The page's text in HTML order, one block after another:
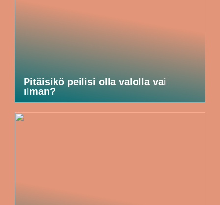
Pitäisikö peilisi olla valolla vai
ilman?